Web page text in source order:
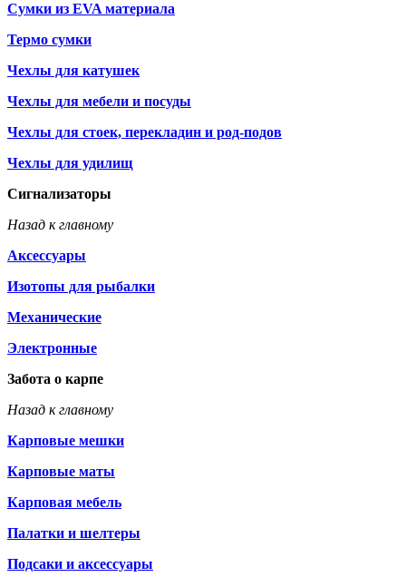
Сумки из EVA материала
Термо сумки
Чехлы для катушек
Чехлы для мебели и посуды
Чехлы для стоек, перекладин и род-подов
Чехлы для удилищ
Сигнализаторы
Назад к главному
Аксессуары
Изотопы для рыбалки
Механические
Электронные
Забота о карпе
Назад к главному
Карповые мешки
Карповые маты
Карповая мебель
Палатки и шелтеры
Подсаки и аксессуары